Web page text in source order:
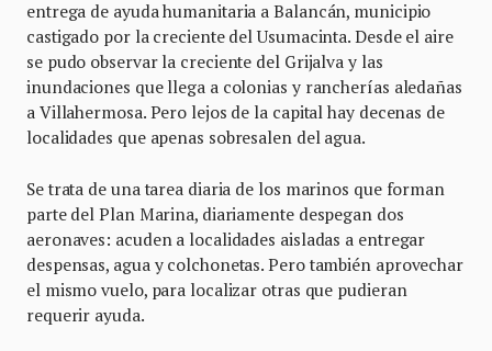
entrega de ayuda humanitaria a Balancán, municipio
castigado por la creciente del Usumacinta. Desde el aire
se pudo observar la creciente del Grijalva y las
inundaciones que llega a colonias y rancherías aledañas
a Villahermosa. Pero lejos de la capital hay decenas de
localidades que apenas sobresalen del agua.
Se trata de una tarea diaria de los marinos que forman
parte del Plan Marina, diariamente despegan dos
aeronaves: acuden a localidades aisladas a entregar
despensas, agua y colchonetas. Pero también aprovechar
el mismo vuelo, para localizar otras que pudieran
requerir ayuda.